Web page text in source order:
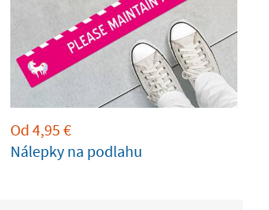
Od4,95 €
Nálepky na podlahu